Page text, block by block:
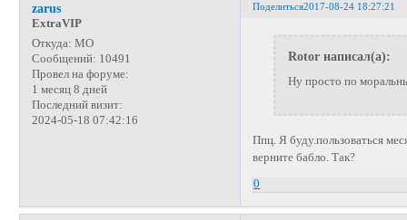
Поделиться2017-08-24 18:27:21
zarus
ExtraVIP
Откуда: МО
Сообщений: 10491
Провел на форуме:
1 месяц 8 дней
Последний визит:
2024-05-18 07:42:16
Rotor написал(а):
Ну просто по
Ппц. Я буду.пользоваться
верните бабло. Так?
0